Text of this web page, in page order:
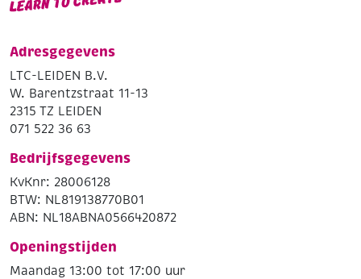
Adresgegevens
LTC-LEIDEN B.V.
W. Barentzstraat 11-13
2315 TZ LEIDEN
071 522 36 63
Bedrijfsgegevens
KvKnr: 28006128
BTW: NL819138770B01
ABN: NL18ABNA0566420872
Openingstijden
Maandag 13:00 tot 17:00 uur